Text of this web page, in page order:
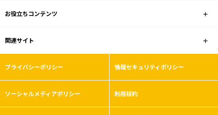
お役立ちコンテンツ
関連サイト
プライバシーポリシー 情報セキュリティポリシー
ソーシャルメディアポリシー 利用規約